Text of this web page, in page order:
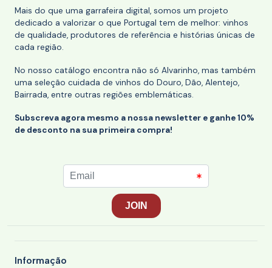
Mais do que uma garrafeira digital, somos um projeto
dedicado a valorizar o que Portugal tem de melhor: vinhos
de qualidade, produtores de referência e histórias únicas de
cada região.
No nosso catálogo encontra não só Alvarinho, mas também
uma seleção cuidada de vinhos do Douro, Dão, Alentejo,
Bairrada, entre outras regiões emblemáticas.
Subscreva agora mesmo a nossa newsletter e ganhe 10%
de desconto na sua primeira compra!
Informação